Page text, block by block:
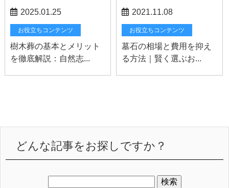
2025.01.25
お役立ちコンテンツ
樹木葬の基本とメリット
を徹底解説：自然志...
2021.11.08
お役立ちコンテンツ
墓石の相場と費用を抑え
る方法｜賢く選ぶお...
どんな記事をお探しですか？